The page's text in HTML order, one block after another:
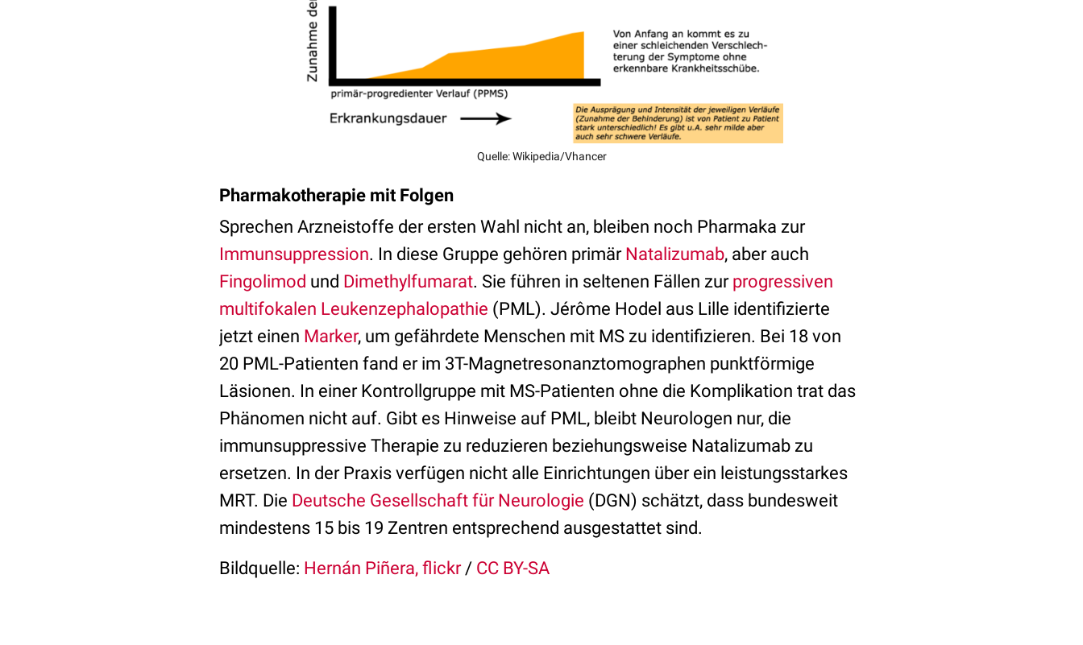
Quelle: Wikipedia/Vhancer
Pharmakotherapie mit Folgen
Sprechen Arzneistoffe der ersten Wahl nicht an, bleiben noch Pharmaka zur
Immunsuppression. In diese Gruppe gehören primär Natalizumab, aber auch
Fingolimod und Dimethylfumarat. Sie führen in seltenen Fällen zur progressiven
multifokalen Leukenzephalopathie (PML). Jérôme Hodel aus Lille identifizierte
jetzt einen Marker, um gefährdete Menschen mit MS zu identifizieren. Bei 18 von
20 PML-Patienten fand er im 3T-Magnetresonanztomographen punktförmige
Läsionen. In einer Kontrollgruppe mit MS-Patienten ohne die Komplikation trat das
Phänomen nicht auf. Gibt es Hinweise auf PML, bleibt Neurologen nur, die
immunsuppressive Therapie zu reduzieren beziehungsweise Natalizumab zu
ersetzen. In der Praxis verfügen nicht alle Einrichtungen über ein leistungsstarkes
MRT. Die Deutsche Gesellschaft für Neurologie (DGN) schätzt, dass bundesweit
mindestens 15 bis 19 Zentren entsprechend ausgestattet sind.
Bildquelle: Hernán Piñera, flickr/ CC BY-SA